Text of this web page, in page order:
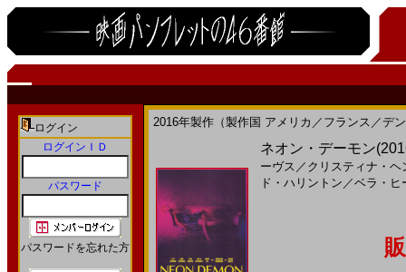
ログイン
ログインＩＤ
パスワード
パスワードを忘れた方
2016年製作（製作国 アメリカ／フランス／デ
ネオン・デーモン
ーヴス ／ クリスティナ・ヘ
ド・ハリントン ／ベラ・ヒ